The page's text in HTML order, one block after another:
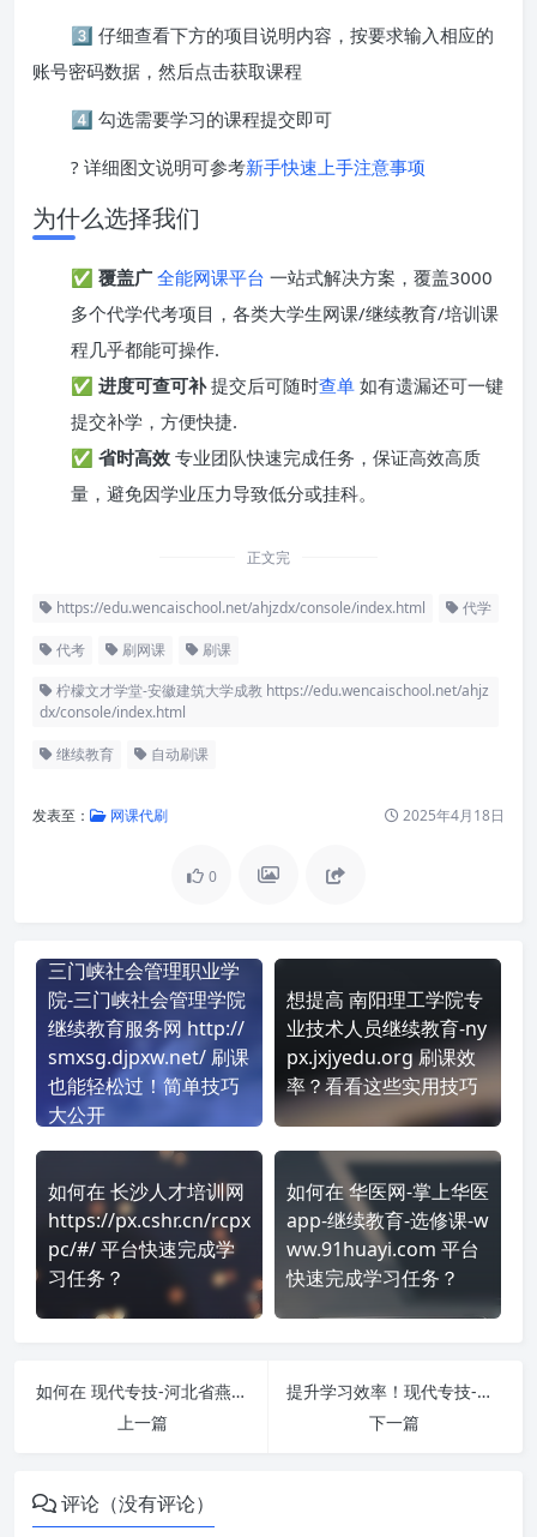
3️⃣ 仔细查看下方的项目说明内容，按要求输入相应的
账号密码数据，然后点击获取课程
4️⃣ 勾选需要学习的课程提交即可
? 详细图文说明可参考新手快速上手注意事项
为什么选择我们
✅ 覆盖广 全能网课平台 一站式解决方案，覆盖3000
多个代学代考项目，各类大学生网课/继续教育/培训课
程几乎都能可操作.
✅ 进度可查可补提交后可随时查单 如有遗漏还可一键
提交补学，方便快捷.
✅ 省时高效 专业团队快速完成任务，保证高效高质
量，避免因学业压力导致低分或挂科。
正文完
https://edu.wencaischool.net/ahjzdx/console/index.html 代学
代考 刷网课
刷课
柠檬文才学堂-安徽建筑大学成教 https://edu.wencaischool.net/ahjz
dx/console/index.html
继续教育 自动刷课
发表至： 网课代刷 2025年4月18日
0
三门峡社会管理职业学
院-三门峡社会管理学院
继续教育服务网 http://
smxsg.djpxw.net/ 刷课
也能轻松过！简单技巧
大公开
想提高 南阳理工学院专
业技术人员继续教育-ny
px.jxjyedu.org 刷课效
率？看看这些实用技巧
如何在 长沙人才培训网
https://px.cshr.cn/rcpx
pc/#/ 平台快速完成学
习任务？
如何在 华医网-掌上华医
app-继续教育-选修课-w
ww.91huayi.com 平台
快速完成学习任务？
如何在 现代专技-河北省燕山大学 https://hebei.chinamde.cn/ 平台快速完成学习任务？
上一篇
提升学习效率！现代专技-河南省黄河水利职业技术学院 https://yrcti.chinamde.cn/ 刷课方法全揭秘
下一篇
评论（没有评论）